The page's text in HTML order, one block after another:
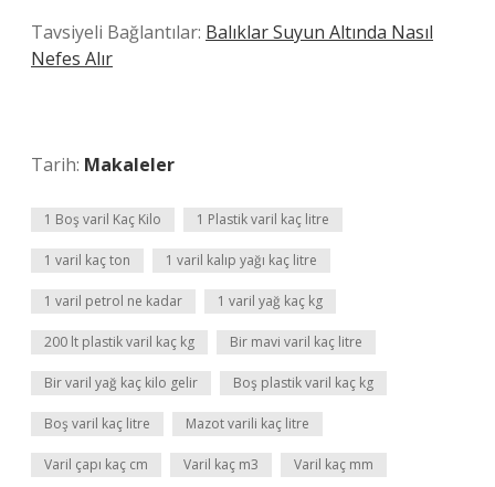
Tavsiyeli Bağlantılar: Balıklar Suyun Altında Nasıl
Nefes Alır
Tarih: Makaleler
1 Boş varil Kaç Kilo 1 Plastik varil kaç litre
1 varil kaç ton 1 varil kalıp yağı kaç litre
1 varil petrol ne kadar 1 varil yağ kaç kg
200 lt plastik varil kaç kg Bir mavi varil kaç litre
Bir varil yağ kaç kilo gelir Boş plastik varil kaç kg
Boş varil kaç litre Mazot varili kaç litre
Varil çapı kaç cm Varil kaç m3 Varil kaç mm